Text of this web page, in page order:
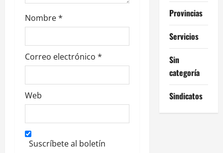
a
s
Nombre*
Correo electrónico *
Web
Suscríbete al boletín
Provincias
Servicios
Sin
categoría
Sindicatos